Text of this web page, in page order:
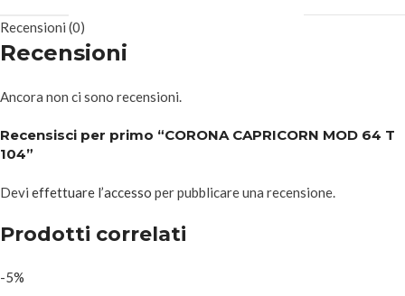
Recensioni (0)
Recensioni
Ancora non ci sono recensioni.
Recensisci per primo “CORONA CAPRICORN MOD 64 T
104”
Devi effettuare l’accesso per pubblicare una recensione.
Prodotti correlati
-5%